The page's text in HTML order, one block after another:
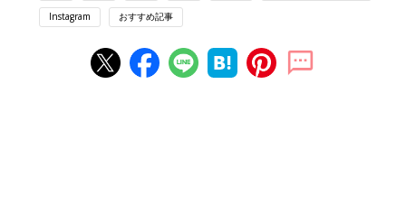
Instagram おすすめ記事